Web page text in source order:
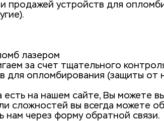
продажей устройств для
лазером
за счет тщательного
для опломбирования (защиты от
на нашем сайте, Вы можете
сложностей вы всегда можете
нам через форму обратной связи.